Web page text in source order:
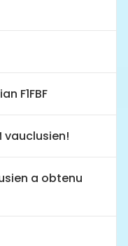
F1FBF
vauclusien!
a obtenu